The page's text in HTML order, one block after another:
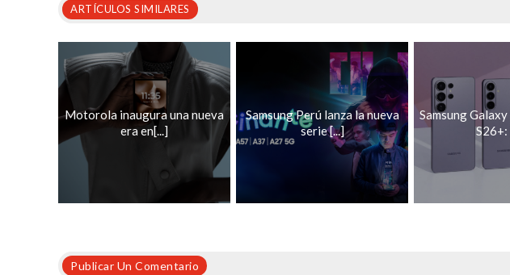
ARTÍCULOS SIMILARES
Motorola inaugura una nueva
era en[...]
Samsung Perú lanza la nueva
serie [...]
Samsung
S26+:
Publicar Un Comentario